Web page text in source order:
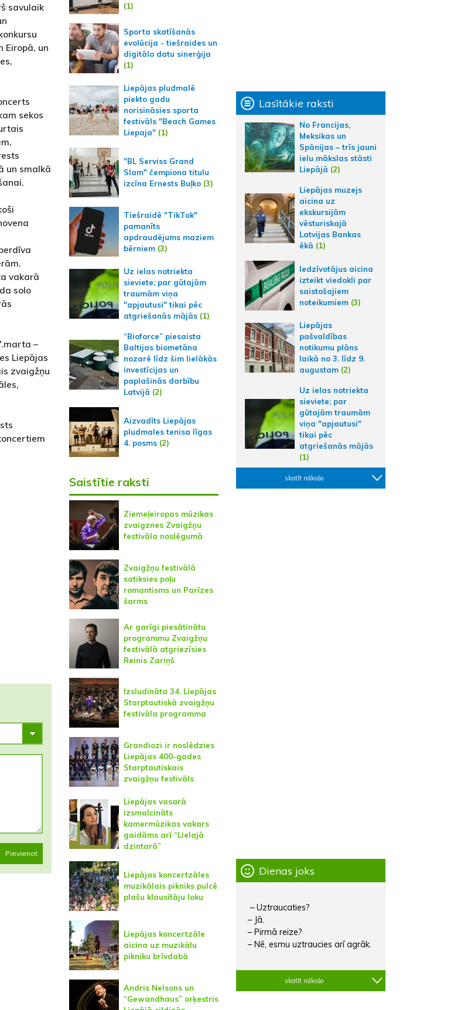
savulaik
Eiropā, un
sekos
un smalkā
vakarā
solo
–
Liepājas
zvaigžņu
Pievienot
(1)
Sporta skatīšanās
evolūcija - tiešraides un
digitālo datu sinerģija
(1)
Liepājas pludmalē
piekto gadu
norisināsies sporta
festivāls "Beach Games
Liepaja"(1)
"BL Serviss Grand
Slam" čempiona titulu
izcīna Ernests Buļko(3)
Tiešraidē "TikTok"
pamanīts
apdraudējums maziem
bērniem(3)
Uz ielas notriekta
sieviete; par gūtajām
traumām viņa
"apjautusi" tikai pēc
atgriešanās mājās(1)
“Bioforce” piesaista
Baltijas biometāna
nozarē līdz šim lielākās
investīcijas un
paplašinās darbību
Latvijā (2)
Aizvadīts Liepājas
pludmales tenisa līgas
4. posms(2)
Saistītie raksti
Ziemeļeiropas mūzikas
zvaigznes Zvaigžņu
festivāla noslēgumā
Zvaigžņu festivālā
satiksies poļu
romantisms un Parīzes
šarms
Ar garīgi piesātinātu
programmu Zvaigžņu
festivālā atgriezīsies
Reinis Zariņš
Izsludināta 34. Liepājas
Starptautiskā zvaigžņu
festivāla programma
Grandiozi ir noslēdzies
Liepājas 400-gades
Starptautiskais
zvaigžņu festivāls
Liepājas vasarā
izsmalcināts
kamermūzikas vakars
gaidāms arī “Lielajā
dzintarā”
Liepājas koncertzāles
muzikālais pikniks pulcē
plašu klausītāju loku
Liepājas koncertzāle
aicina uz muzikālu
pikniku brīvdabā
Andris Nelsons un
“Gewandhaus” orķestris
Lasītākie raksti
No Francijas,
Meksikas un
Spānijas – trīs jauni
ielu mākslas stāsti
Liepājā (2)
Liepājas muzejs
aicina uz
ekskursijām
vēsturiskajā
Latvijas Bankas
ēkā (1)
Iedzīvotājus aicina
izteikt viedokli par
saistošajiem
noteikumiem (3)
Liepājas
pašvaldības
notikumu plāns
laikā no 3. līdz 9.
augustam (2)
Uz ielas notriekta
sieviete; par
gūtajām traumām
viņa "apjautusi"
tikai pēc
atgriešanās mājās
(1)
skatīt nākošo
Dienas joks
– Uztraucaties?
– Jā.
– Pirmā reize?
– Nē, esmu uztraucies arī agrāk.
skatīt nākošo